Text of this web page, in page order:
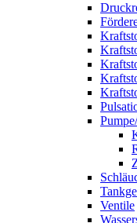
Ventile